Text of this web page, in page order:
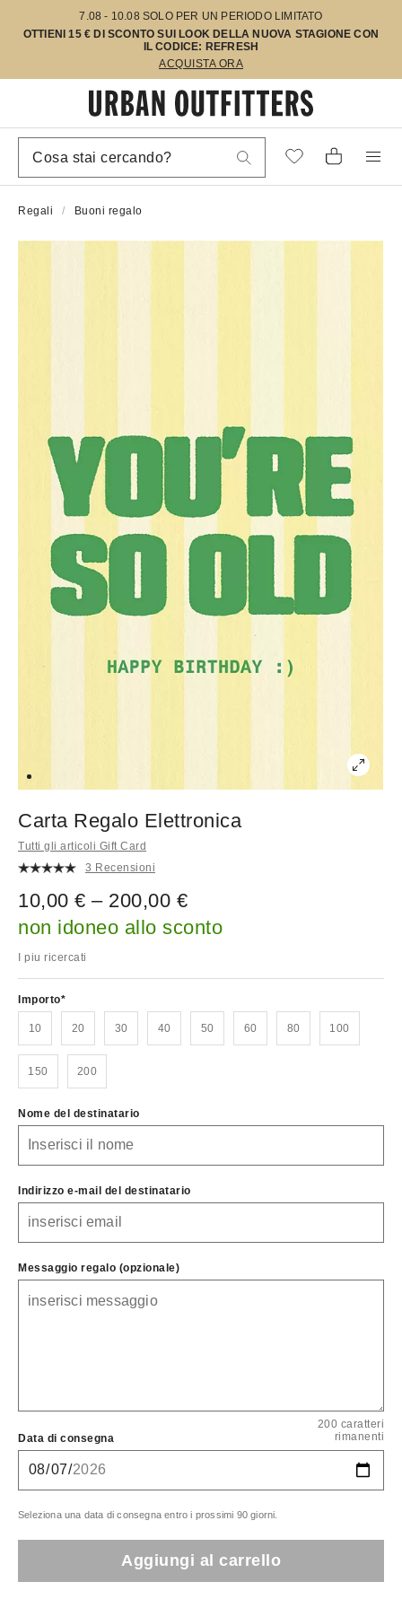
7.08 - 10.08 SOLO PER UN PERIODO LIMITATO
OTTIENI 15 € DI SCONTO SUI LOOK DELLA NUOVA STAGIONE CON
IL CODICE: REFRESH
ACQUISTA ORA
Regali Buoni regalo
Carta Regalo Elettronica
Tutti gli articoli Gift Card
3 Recensioni
10,00 € – 200,00 €
non idoneo allo sconto
I piu ricercati
Importo
10 20 30 40 50 60 80 100
150 200
Nome del destinatario
Indirizzo e-mail del destinatario
Messaggio regalo (opzionale)
200 caratteri
rimanenti
Data di consegna
Seleziona una data di consegna entro i prossimi 90 giorni.
Aggiungi al carrello